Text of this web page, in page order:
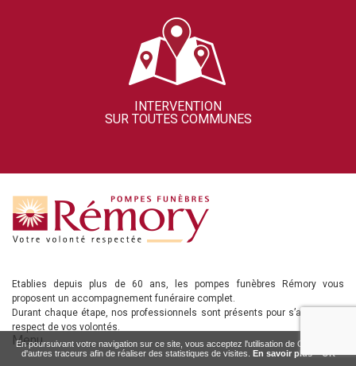
INTERVENTION
SUR TOUTES COMMUNES
Etablies depuis plus de 60 ans, les pompes funèbres Rémory vous
proposent un accompagnement funéraire complet.
Durant chaque étape, nos professionnels sont présents pour s’assurer du
respect de vos volontés.
Menu
En poursuivant votre navigation sur ce site, vous acceptez l'utilisation de Cookies ou
d'autres traceurs afin de réaliser des statistiques de visites. En savoir plus OK